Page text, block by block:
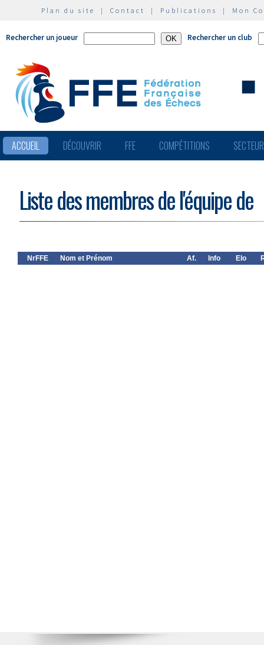
Plan du site | Contact | Publications | Mon
Rechercher un joueur Rechercher un club
ACCUEIL DÉCOUVRIR FFE COMPÉTITIONS
Liste des membres de l'équipe de
NrFFE Nom et Prénom Af. Info Elo